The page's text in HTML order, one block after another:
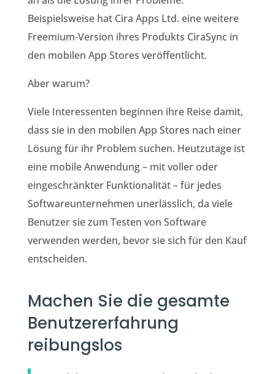
Beispielsweise hat Cira Apps Ltd. eine weitere
Freemium-Version ihres Produkts CiraSync in
den mobilen App Stores veröffentlicht.
Aber warum?
Viele Interessenten beginnen ihre Reise damit,
dass sie in den mobilen App Stores nach einer
Lösung für ihr Problem suchen. Heutzutage ist
eine mobile Anwendung – mit voller oder
eingeschränkter Funktionalität – für jedes
Softwareunternehmen unerlässlich, da viele
Benutzer sie zum Testen von Software
verwenden werden, bevor sie sich für den Kauf
entscheiden.
Machen Sie die gesamte
Benutzererfahrung
reibungslos